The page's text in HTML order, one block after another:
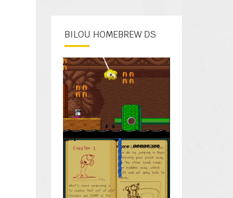
BILOU HOMEBREW DS